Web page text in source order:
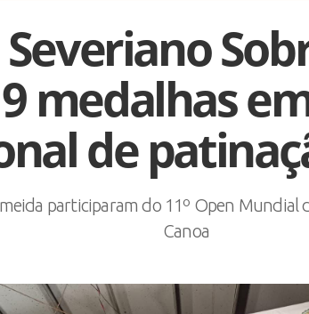
medalhas
de
participaram do 11º Open Mundial
Canoa